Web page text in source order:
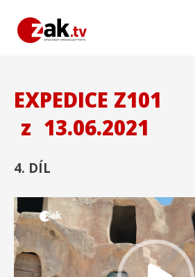
EXPEDICE Z101
z 13.06.2021
4. DÍL